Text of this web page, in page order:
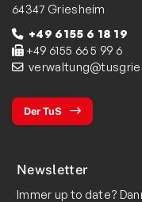
64347 Griesheim
+49 6155 6 18 19
+49 6155 66 5 99 6
Der TuS
Newsletter
Immer up to date?